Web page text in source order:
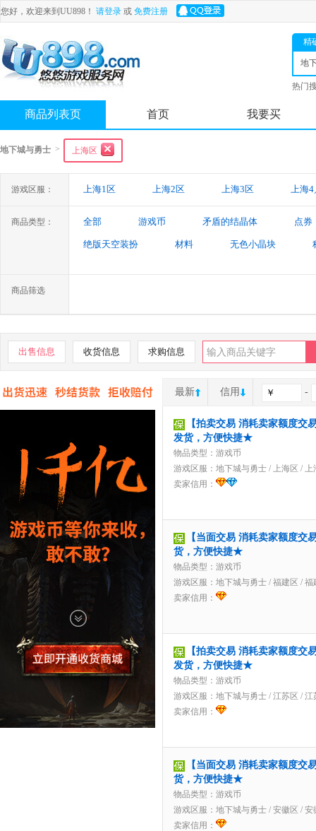
您好，欢迎来到UU898！ 请登录 或 免费注册
精
地
士
热门
商品列表页 首页 我要买
地下城与勇士 > 上海区
游戏区服： 上海1区 上海2区 上海3区 上海4
商品类型： 全部 游戏币 矛盾的结晶体 点券
绝版天空装扮 材料 无色小晶块
商品筛选
出售信息 收货信息 求购信息
最新 信用 -
【拍卖交易 消耗卖家额度交
发货，方便快捷★
物品类型：游戏币
游戏区服： 地下城与勇士 / 上海区 / 上
卖家信用：
【当面交易 消耗卖家额度交
货，方便快捷★
物品类型：游戏币
游戏区服： 地下城与勇士 / 福建区 / 福
卖家信用：
【拍卖交易 消耗卖家额度交
发货，方便快捷★
物品类型：游戏币
游戏区服： 地下城与勇士 / 江苏区 / 江
卖家信用：
【当面交易 消耗卖家额度交
货，方便快捷★
物品类型：游戏币
游戏区服： 地下城与勇士 / 安徽区 / 安
卖家信用：